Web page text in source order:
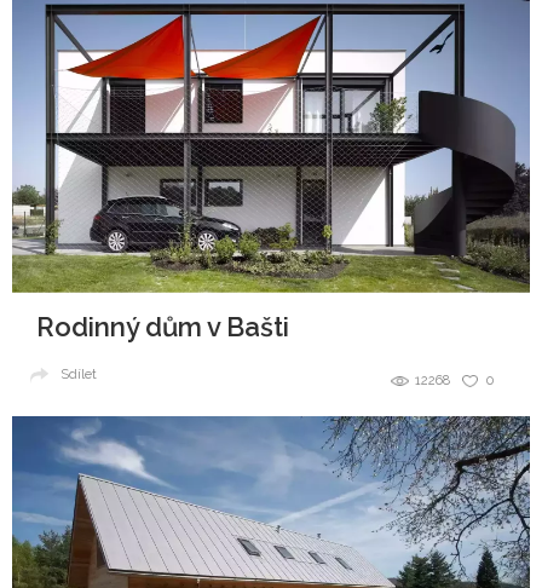
Rodinný dům v Bašti
0
12268
Sdílet